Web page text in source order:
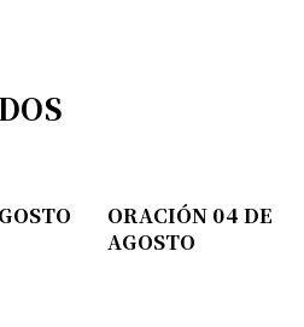
ORACIÓN 04 DE
AGOSTO